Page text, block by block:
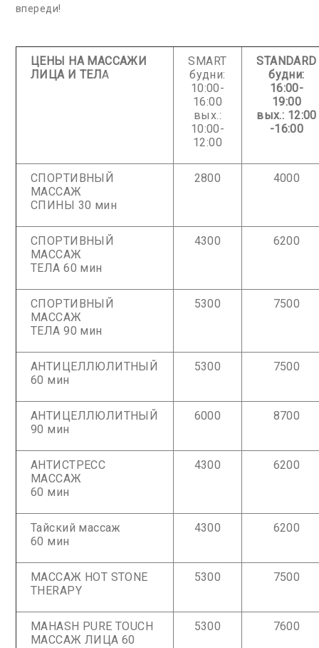
впереди!
ЦЕНЫ НА МАССАЖИ
ЛИЦА И ТЕЛА
SMART
будни:
10:00-
16:00
вых.:
10:00-
12:00
STANDARD
будни:
16:00-
19:00
вых.: 12:00
-16:00
СПОРТИВНЫЙ
МАССАЖ
СПИНЫ 30 мин
2800 4000
СПОРТИВНЫЙ
МАССАЖ
ТЕЛА 60 мин
4300 6200
СПОРТИВНЫЙ
МАССАЖ
ТЕЛА 90 мин
5300 7500
АНТИЦЕЛЛЮЛИТНЫЙ
60 мин
5300 7500
АНТИЦЕЛЛЮЛИТНЫЙ
90 мин
6000 8700
АНТИСТРЕСС
МАССАЖ
60 мин
4300 6200
Тайский массаж
60 мин
4300 6200
МАССАЖ HOT STONE
THERAPY
5300 7500
MAHASH PURE TOUCH
МАССАЖ ЛИЦА 60
5300 7600